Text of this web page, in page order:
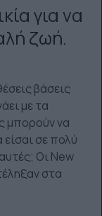
για να
ζωή.
βάσεις
με τα
μπορούν να
σε πολύ
Οι New
στα